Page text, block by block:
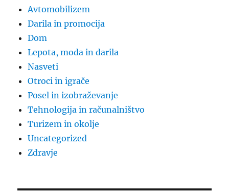
Avtomobilizem
Darila in promocija
Dom
Lepota, moda in darila
Nasveti
Otroci in igrače
Posel in izobraževanje
Tehnologija in računalništvo
Turizem in okolje
Uncategorized
Zdravje